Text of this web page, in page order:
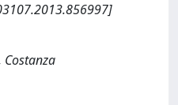
Costanza